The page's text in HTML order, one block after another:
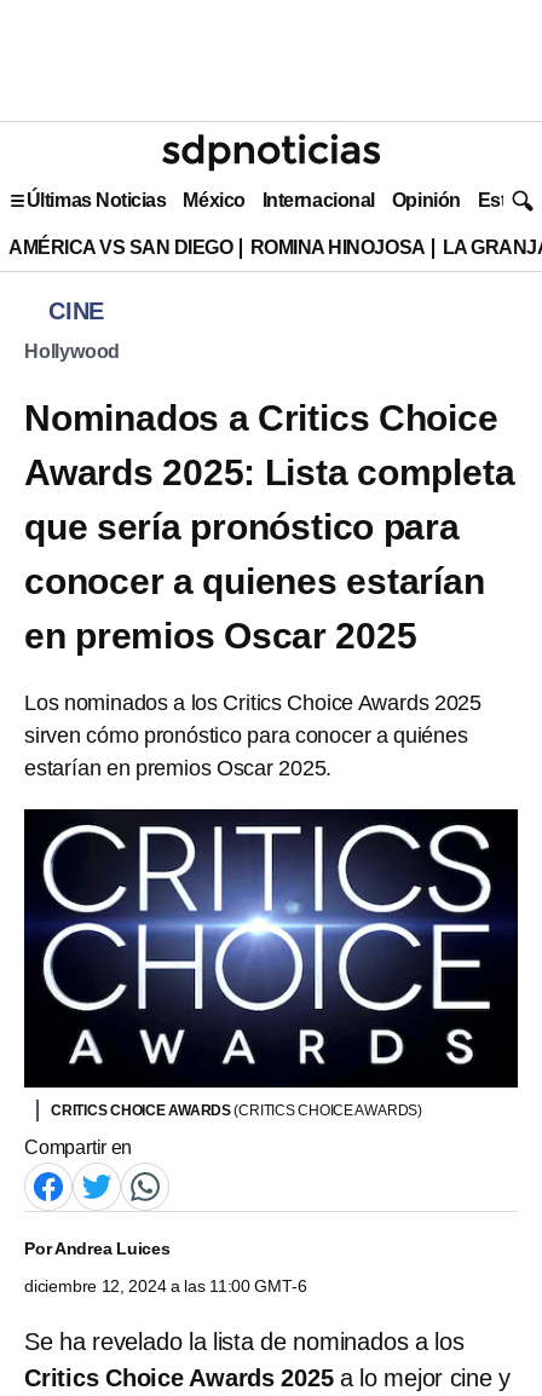
Últimas Noticias México Internacional Opinión Estilo
AMÉRICA VS SAN DIEGO ROMINA HINOJOSA LA
CINE
Hollywood
Nominados a Critics Choice
Awards 2025: Lista completa
que sería pronóstico para
conocer a quienes estarían
en premios Oscar 2025
Los nominados a los Critics Choice Awards 2025
sirven cómo pronóstico para conocer a quiénes
estarían en premios Oscar 2025.
CRITICS CHOICE AWARDS(CRITICS CHOICE AWARDS)
Compartir en
PorAndrea Luices
diciembre 12, 2024 a las 11:00 GMT-6
Se ha revelado la lista de nominados a los
Critics Choice Awards 2025 a lo mejor cine y